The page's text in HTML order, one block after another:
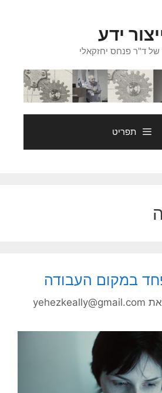
ידע
ד"ר פנחס יחזקאלי
תפריט
במקום העבודה
yehezkeally@gmail.com